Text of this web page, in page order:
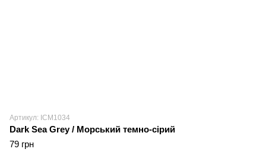
Артикул: ICM1034
Dark Sea Grey / Морський темно-сірий
79 грн